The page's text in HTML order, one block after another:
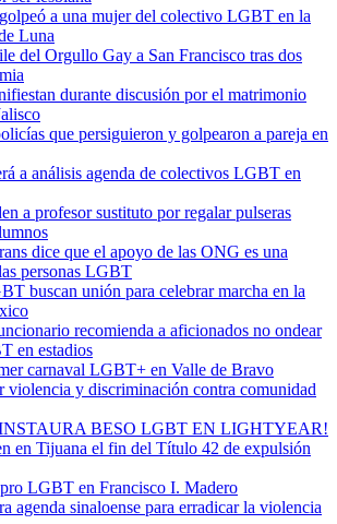
a una mujer del colectivo LGBT en la
Luna
del Orgullo Gay a San Francisco tras dos
durante discusión por el matrimonio
que persiguieron y golpearon a pareja en
a análisis agenda de colectivos LGBT en
a profesor sustituto por regalar pulseras
dice que el apoyo de las ONG es una
personas LGBT
buscan unión para celebrar marcha en la
recomienda a aficionados no ondear
en estadios
carnaval LGBT+ en Valle de Bravo
violencia y discriminación contra comunidad
BESO LGBT EN LIGHTYEAR!
en Tijuana el fin del Título 42 de expulsión
LGBT en Francisco I. Madero
agenda sinaloense para erradicar la violencia